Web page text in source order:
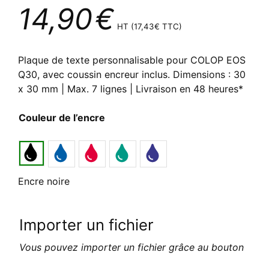
14,90€ HT (17,43€ TTC)
Plaque de texte personnalisable pour COLOP EOS
Q30, avec coussin encreur inclus. Dimensions : 30
x 30 mm | Max. 7 lignes | Livraison en 48 heures*
Couleur de l’encre
Encre noire
Importer un fichier
Vous pouvez importer un fichier grâce au bouton